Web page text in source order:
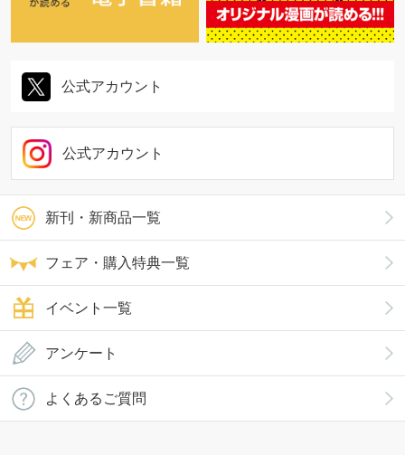
新刊・新商品一覧
フェア・購入特典一覧
イベント一覧
公式アカウント
公式アカウント
アンケート
よくあるご質問